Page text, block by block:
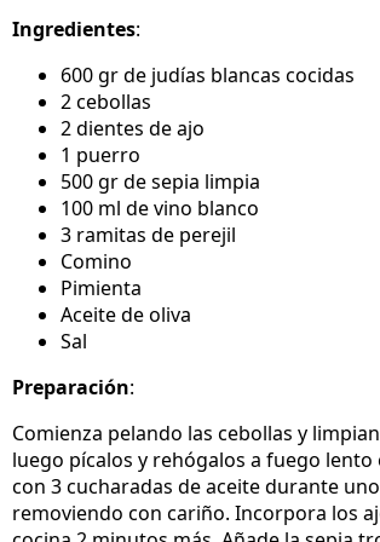
Ingredientes:
600 gr de judías blancas cocidas
2 cebollas
2 dientes de ajo
1 puerro
500 gr de sepia limpia
100 ml de vino blanco
3 ramitas de perejil
Comino
Pimienta
Aceite de oliva
Sal
Preparación:
Comienza pelando las cebollas y
luego pícalos y rehógalos a fuego lento
con 3 cucharadas de aceite durante
removiendo con cariño. Incorpora los